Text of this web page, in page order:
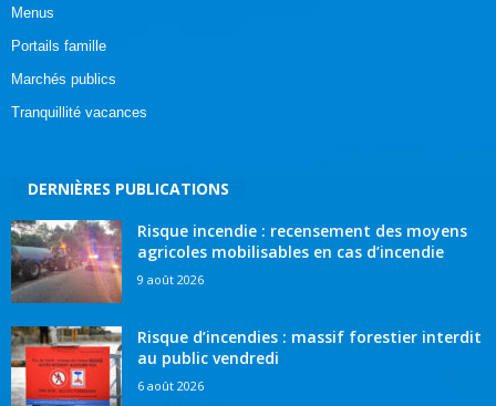
Menus
Portails famille
Marchés publics
Tranquillité vacances
DERNIÈRES PUBLICATIONS
Risque incendie : recensement des moyens
agricoles mobilisables en cas d’incendie
9 août 2026
Risque d’incendies : massif forestier interdit
au public vendredi
6 août 2026